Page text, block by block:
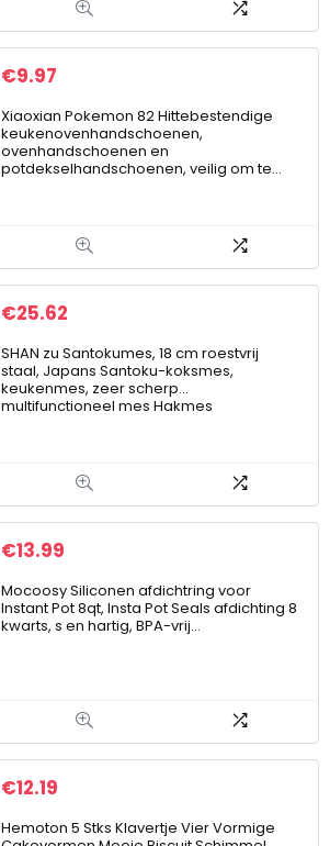
€9.97
Xiaoxian Pokemon 82 Hittebestendige
keukenovenhandschoenen,
ovenhandschoenen en
potdekselhandschoenen, veilig om te…
€25.62
SHAN zu Santokumes, 18 cm roestvrij
staal, Japans Santoku-koksmes,
keukenmes, zeer scherp…
multifunctioneel mes Hakmes
€13.99
Mocoosy Siliconen afdichtring voor
Instant Pot 8qt, Insta Pot Seals afdichting 8
kwarts, s en hartig, BPA-vrij…
€12.19
Hemoton 5 Stks Klavertje Vier Vormige